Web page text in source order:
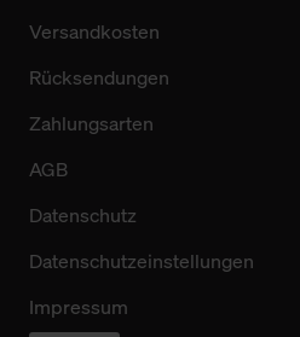
Versandkosten
Rücksendungen
Zahlungsarten
AGB
Datenschutz
Datenschutzeinstellungen
Impressum